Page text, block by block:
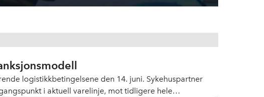
logistikkbetingelsene den 14. juni. Sykehuspartner
i aktuell varelinje, mot tidligere hele